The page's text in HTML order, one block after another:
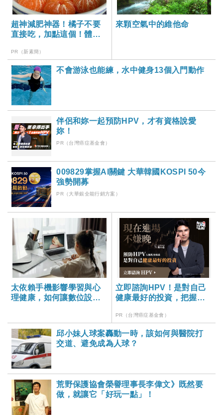
超神減肥神器！橘子不要
直接吃，加點這個！體重
PR（新素簡）
來顆空氣中的維他命
不會游泳也能練，水中健身13個入門動作
伴侶和妳一起預防HPV，才有資格說愛
妳！
PR（台灣癌症基金會）
009829掌握AI關鍵 大華韓國KOSPI 50今
強勢開募
PR（大華銀全能行銷方案）
太依賴手機影響學習與心
理健康，如何讓數位設備
立即諮詢HPV！是對自己
健康最好的投資，把握現
PR（台灣癌症基金會）
邱小妹人球案轟動一時，該如何與醫院打
交道、避免成為人球？
荒野保護協會榮譽理事長李偉文》既然要
做，就讓它「好玩一點」！